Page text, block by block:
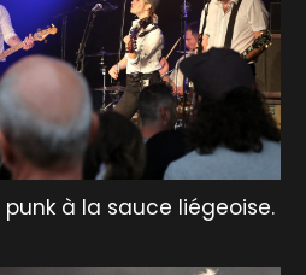
punk à la sauce liégeoise.